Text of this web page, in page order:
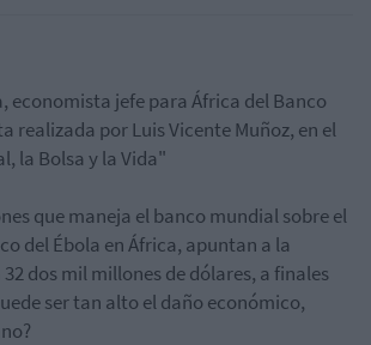
economista jefe para África del Banco
realizada por Luis Vicente Muñoz, en el
la Bolsa y la Vida"
que maneja el banco mundial sobre el
del Ébola en África, apuntan a la
dos mil millones de dólares, a finales
ser tan alto el daño económico,